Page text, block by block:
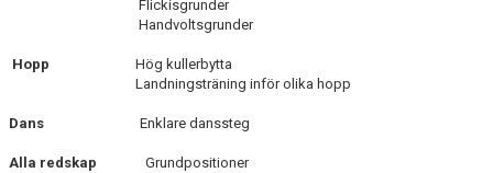
Flickisgrunder
Handvoltsgrunder
Hopp
Hög kullerbytta
Landningsträning inför olika hopp
Dans Enklare danssteg
Alla redskap
Grundpositioner